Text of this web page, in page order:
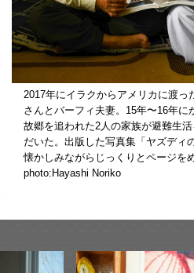
2017年にイラクからアメリカに渡
さんとバーフィ夫妻。15年〜16年に
故郷を追われた2人の家族が避難生
だいた。出版した写真集「ヤズディ
懐かしみながらじっくりとページを
photo:Hayashi Noriko